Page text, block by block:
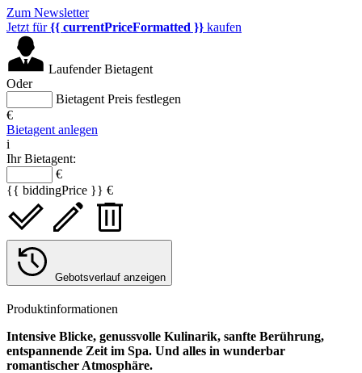
Zum Newsletter
Jetzt für{{ currentPriceFormatted }} kaufen
Laufender Bietagent
Oder
Bietagent Preis festlegen
€
Bietagent anlegen
i
Ihr Bietagent:
€
{{ biddingPrice }} €
Gebotsverlauf anzeigen
Produktinformationen
Intensive Blicke, genussvolle Kulinarik, sanfte Berührung,
entspannende Zeit im Spa. Und alles in wunderbar
romantischer Atmosphäre.